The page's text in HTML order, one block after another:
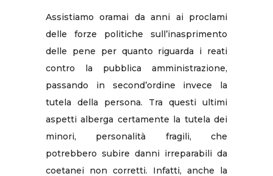
Assistiamo oramai da anni ai proclami
delle forze politiche sull’inasprimento
delle pene per quanto riguarda i reati
contro la pubblica amministrazione,
passando in second’ordine invece la
tutela della persona. Tra questi ultimi
aspetti alberga certamente la tutela dei
minori, personalità fragili, che
potrebbero subire danni irreparabili da
coetanei non corretti. Infatti, anche la